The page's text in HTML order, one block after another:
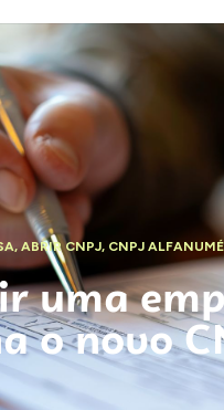
,ABRIR CNPJ, CNPJ
uma
o novo